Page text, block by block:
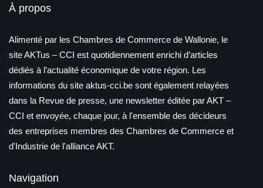
À propos
Alimenté par les Chambres de Commerce de Wallonie, le
site AKTus – CCI est quotidiennement enrichi d’articles
dédiés à l’actualité économique de votre région. Les
informations du site aktus-cci.be sont également relayées
dans la Revue de presse, une newsletter éditée par AKT –
CCI et envoyée, chaque jour, à l'ensemble des décideurs
des entreprises membres des Chambres de Commerce et
d'Industrie de l'alliance AKT.
Navigation